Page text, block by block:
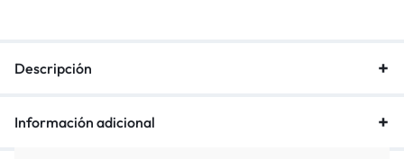
Descripción
Información adicional